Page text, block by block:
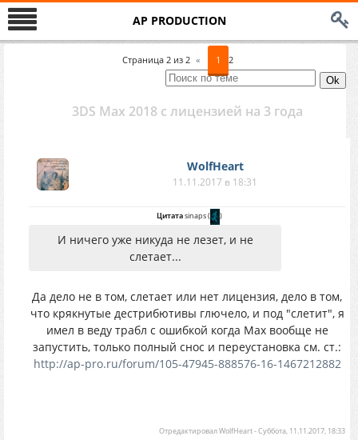
AP PRODUCTION
Страница 2 из 2 « 1 2
3DS Max 2018 с лицензией на 3 года
WolfHeart
11.11.2017 в 18:31
Цитатаsinaps( )
И ничего уже никуда не лезет, и не
слетает...
Да дело не в том, слетает или нет лицензия, дело в том,
что крякнутые дестрибютивы глючело, и под "слетит", я
имел в веду трабл с ошибкой когда Мах вообще не
запустить, только полный снос и переустановка см. ст.:
http://ap-pro.ru/forum/105-47945-888576-16-1467212882
ОтредактировалWolfHeart-Суббота, 11.11.2017, 18:33